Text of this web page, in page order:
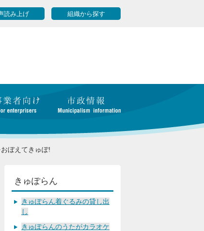
読み上げ 組織から探す
ぼえてきゅぽ!
きゅぽらん
きゅぽらん着ぐるみの貸し出
し
きゅぽらんのうたがカラオケ